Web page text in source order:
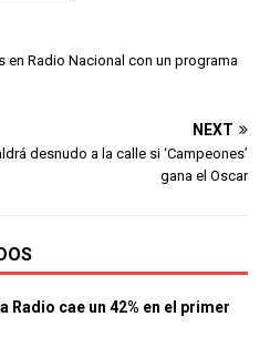
en Radio Nacional con un programa
NEXT
desnudo a la calle si ‘Campeones’
gana el Oscar
Radio cae un 42% en el primer